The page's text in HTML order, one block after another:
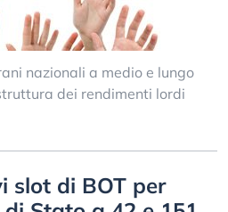
nazionali a medio e lungo
dei rendimenti lordi
slot di BOT per